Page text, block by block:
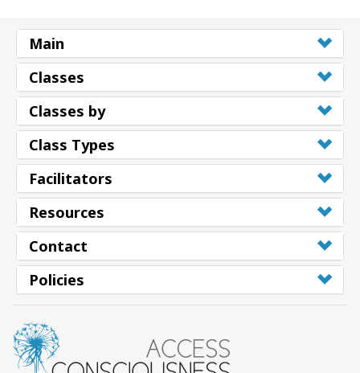
Main
Classes
Classes by
Class Types
Facilitators
Resources
Contact
Policies